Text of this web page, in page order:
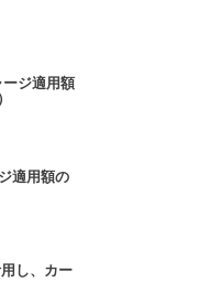
ジ適用額
適用額の
し、カー